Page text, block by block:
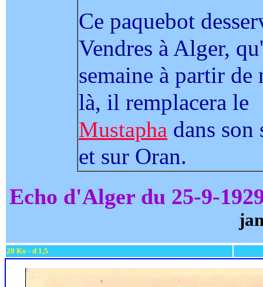
Ce paquebot
Vendres à Alger,
semaine à partir
là, il remplacera le
Mustapha dans
et sur Oran.
Echo d'Alger du 25-9-
20 Ko - d 1,5